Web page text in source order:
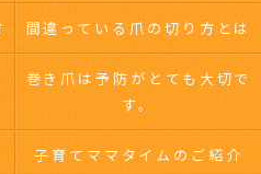
間違っている爪の切り方とは
巻き爪は予防がとても大切で
す。
子育てママタイムのご紹介